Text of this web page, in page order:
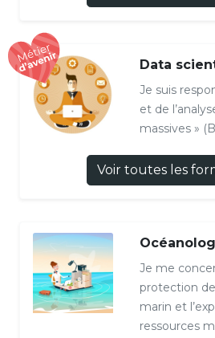
Data
Je suis
et de
massives »
Voir toutes les
Je me
protection
marin et
ressources